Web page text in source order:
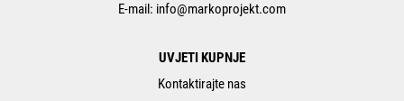
E-mail: info@markoprojekt.com
UVJETI KUPNJE
Kontaktirajte nas